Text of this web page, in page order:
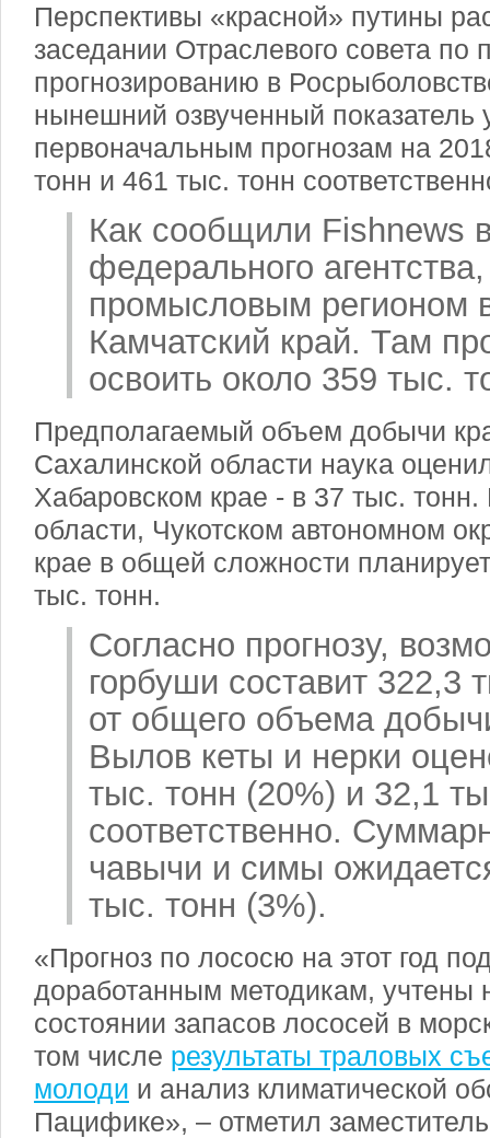
Перспективы «красной» путины
заседании Отраслевого совета
прогнозированию в
нынешний озвученный показатель
первоначальным прогнозам на
тонн и 461 тыс. тонн
Как сообщили Fishnews
федерального
промысловым регионом
Камчатский край. Там
освоить около 359 тыс.
Предполагаемый объем добычи
Сахалинской области наука
Хабаровском крае - в 37 тыс.
области, Чукотском автономном
крае в общей сложности
тыс. тонн.
Согласно прогнозу,
горбуши составит 322,3
от общего объема
Вылов кеты и нерки
тыс. тонн (20%) и 32,1
соответственно.
чавычи и симы
тыс. тонн (3%).
«Прогноз по лососю на этот год
доработанным методикам, учтены
состоянии запасов лососей в
том числе результаты траловых
молоди и анализ климатической
Пацифике», – отметил